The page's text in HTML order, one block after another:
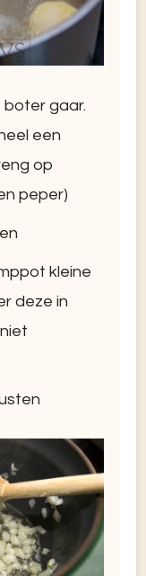
boter gaar.
een
op
peper)
kleine
deze in